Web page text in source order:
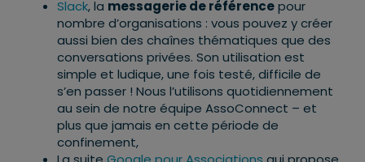
Slack, la messagerie de référencepour
nombre d’organisations : vous pouvez y créer
aussi bien des chaînes thématiques que des
conversations privées. Son utilisation est
simple et ludique, une fois testé, difficile de
s’en passer ! Nous l’utilisons quotidiennement
au sein de notre équipe AssoConnect – et
plus que jamais en cette période de
confinement,